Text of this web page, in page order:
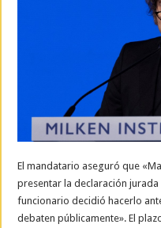
El mandatario aseguró que
presentar la declaración
funcionario decidió hacerlo
debaten públicamente». El